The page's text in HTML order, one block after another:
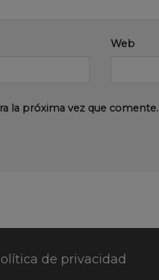
Web
la próxima vez que comente.
de privacidad